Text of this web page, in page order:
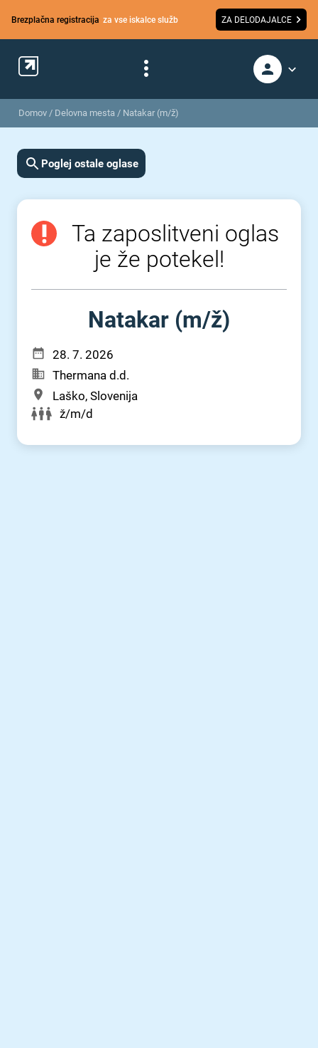
Brezplačna registracija za vse iskalce služb ZA DELODAJALCE
Domov / Delovna mesta / Natakar (m/ž)
Poglej ostale oglase
Ta zaposlitveni oglas
je že potekel!
Natakar (m⁠/⁠ž)
28. 7. 2026
Thermana d.d.
Laško, Slovenija
ž/m/d